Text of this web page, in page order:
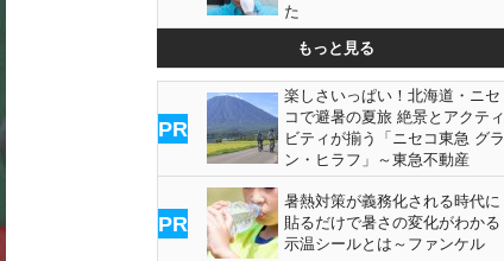
た
もっと見る
PR
楽しさいっぱい！北海道・ニセ
コで避暑の夏旅 絶景とアクティ
ビティが揃う「ニセコ東急 グラ
ン・ヒラフ」～東急不動産
PR
暑熱対策が義務化される時代に
貼るだけで暑さの変化がわかる
示温シールとは～ファンケル